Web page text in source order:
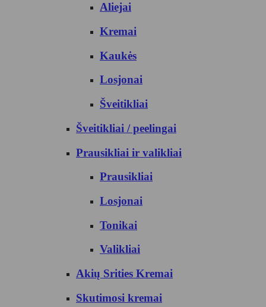
Aliejai
Kremai
Kaukės
Losjonai
Šveitikliai
Šveitikliai / peelingai
Prausikliai ir valikliai
Prausikliai
Losjonai
Tonikai
Valikliai
Akių Srities Kremai
Skutimosi kremai